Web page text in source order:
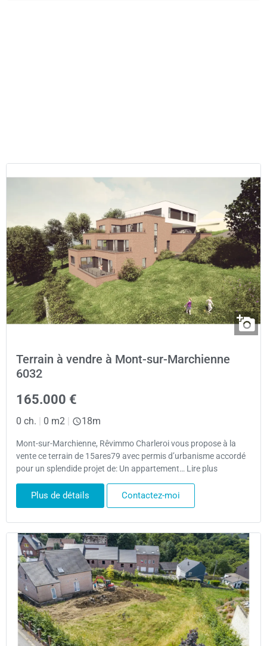
Terrain à vendre à Mont-sur-Marchienne
6032
165.000 €
0 ch. | 0 m2 | 18m
Mont-sur-Marchienne, Rêvimmo Charleroi vous propose à la
vente ce terrain de 15ares79 avec permis d’urbanisme accordé
pour un splendide projet de: Un appartement… Lire plus
Plus de détails Contactez-moi